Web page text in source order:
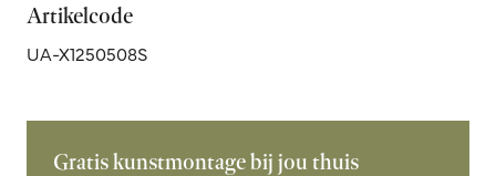
Artikelcode
UA-X1250508S
Gratis kunstmontage bij jou thuis